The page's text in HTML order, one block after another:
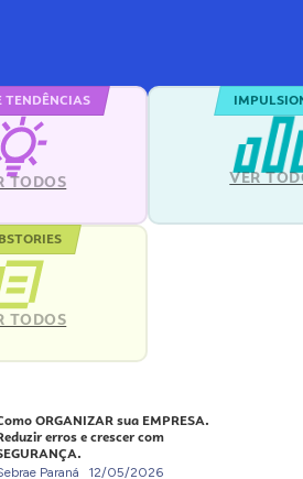
TENDÊNCIAS
TODOS VER
TODOS
ORGANIZAR sua EMPRESA.
erros e crescer com
Paraná 12/05/2026